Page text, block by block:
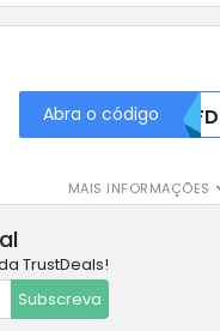
MAIS INFORMAÇÕES
Abra o código MDFD
TrustDeals!
Subscreva